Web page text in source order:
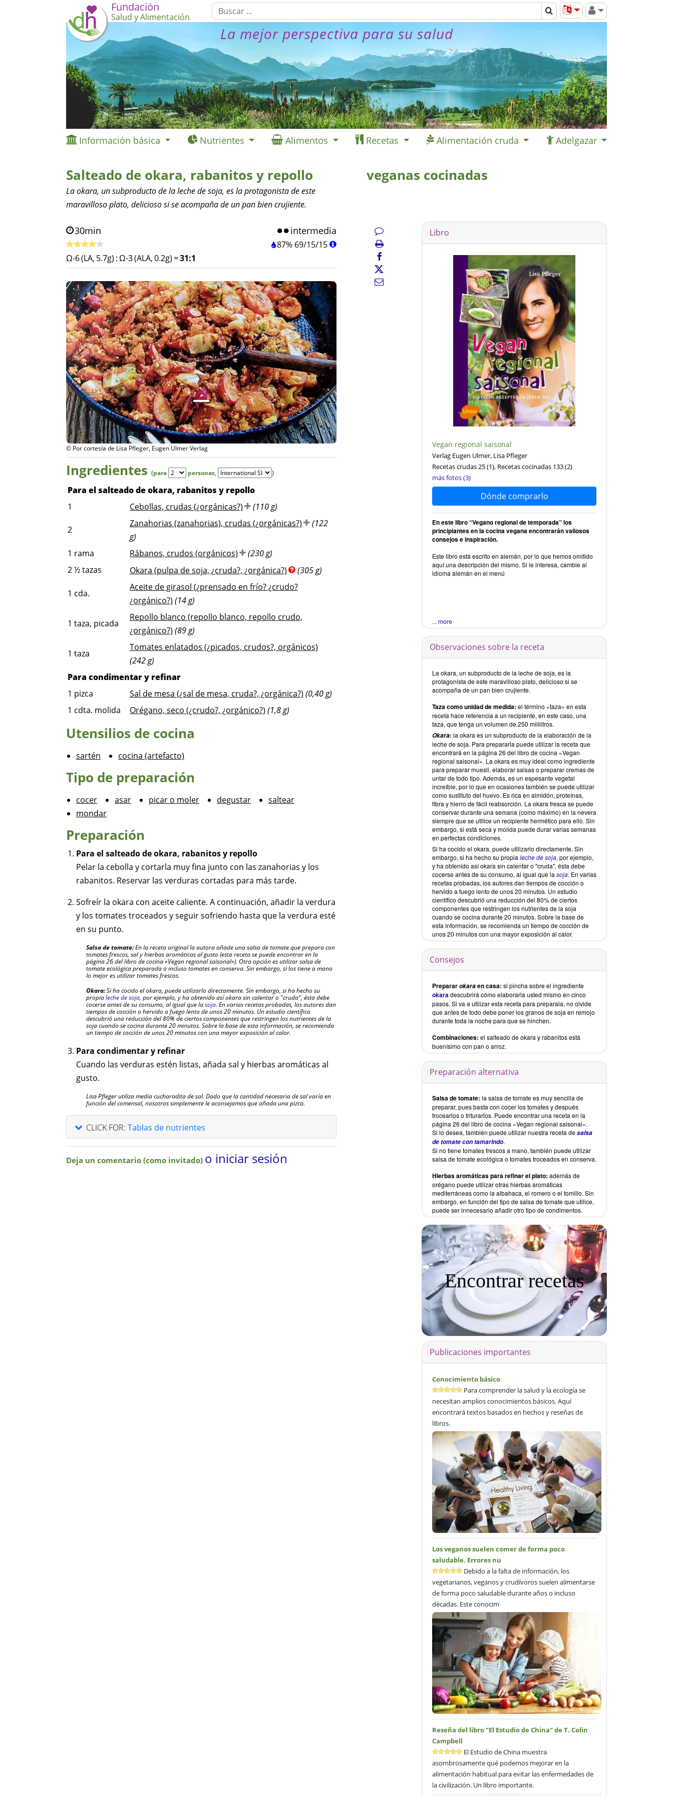
Fundación
Salud y Alimentación
La mejor perspectiva para su salud
Información básica Nutrientes Alimentos Recetas Alimentación cruda Adelgazar
Salteado de okara, rabanitos y repollo
La okara, un subproducto de la leche de soja, es la protagonista de este
maravilloso plato, delicioso si se acompaña de un pan bien crujiente.
veganas cocinadas
30min intermedia
87% 69/15/15
Ω-6 (LA, 5.7g) :Ω-3 (ALA, 0.2g) =31:1
© Por cortesía de Lisa Pfleger, Eugen Ulmer Verlag
Ingredientes (para personas, )
Para el salteado de okara, rabanitos y repollo
1
Cebollas, crudas (¿orgánicas?) (110 g)
2
Zanahorias (zanahorias), crudas (¿orgánicas?)
(122
g)
1 rama Rábanos, crudos (orgánicos)
(230 g)
2 ½tazas Okara (pulpa de soja, ¿cruda?, ¿orgánica?) (305 g)
1 cda.
Aceite de girasol (¿prensado en frío? ¿crudo?
¿orgánico?) (14 g)
1 taza, picada
Repollo blanco (repollo blanco, repollo crudo,
¿orgánico?) (89 g)
1 taza
Tomates enlatados (¿picados, crudos?, orgánicos)
(242 g)
Para condimentar y refinar
1 pizca Sal de mesa (¿sal de mesa, cruda?, ¿orgánica?) (0,40 g)
1 cdta. molida Orégano, seco (¿crudo?, ¿orgánico?) (1,8 g)
Utensilios de cocina
sartén cocina (artefacto)
Tipo de preparación
cocer asar picar o moler degustar
saltear
mondar
Preparación
Para el salteado de okara, rabanitos y repollo
Pelar la cebolla y cortarla muy fina junto con las zanahorias y los
rabanitos. Reservar las verduras cortadas para más tarde.
Sofreír la okara con aceite caliente. A continuación, añadir la verdura
y los tomates troceados y seguir sofriendo hasta que la verdura esté
en su punto.
Salsa de tomate:En la receta original la autora añade una salsa de tomate que prepara con
tomates frescos, sal y hierbas aromáticas al gusto (esta receta se puede encontrar en la
página 26 del libro de cocina «Vegan regional saisonal»). Otra opción es utilizar salsa de
tomate ecológica preparada o incluso tomates en conserva. Sin embargo, si los tiene a mano
lo mejor es utilizar tomates frescos.
Okara:Si ha cocido el okara, puede utilizarlo directamente. Sin embargo, si ha hecho su
propialeche de soja, por ejemplo, y ha obtenido así okara sin calentar o "cruda", ésta debe
cocerse antes de su consumo, al igual que lasoja. En varias recetas probadas, los autores dan
tiempos de cocción o hervido a fuego lento de unos 20 minutos. Un estudio científico
descubrió una reducción del 80% de ciertos componentes que restringen los nutrientes de la
soja cuando se cocina durante 20 minutos. Sobre la base de esta información, se recomienda
un tiempo de cocción de unos 20 minutos con una mayor exposición al calor.
Para condimentar y refinar
Cuando las verduras estén listas, añada sal y hierbas aromáticas al
gusto.
Lisa Pfleger utiliza media cucharadita de sal. Dado que la cantidad necesaria de sal varía en
función del comensal, nosotros simplemente le aconsejamos que añada una pizca.
CLICK FOR: Tablas de nutrientes
Deja un comentario (como invitado) o iniciar sesión
Libro
Vegan regional saisonal
Verlag Eugen Ulmer, Lisa Pfleger
Recetas crudas 25(1), Recetas cocinadas 133(2)
más fotos (3)
Dónde comprarlo
En este libro “Vegano regional de temporada” los
principiantes en la cocina vegana encontrarán valiosos
consejos e inspiración.
Este libro está escrito en alemán, por lo que hemos omitido
aquí una descripción del mismo. Si le interesa, cambie al
idioma alemán en el menú
... more
Observaciones sobre la receta
La okara, un subproducto de la leche de soja, es la
protagonista de este maravilloso plato, delicioso si se
acompaña de un pan bien crujiente.
Taza como unidad de medida: el término «taza» en esta
receta hace referencia a un recipiente, en este caso, una
taza, que tenga un volumen de 250 mililitros.
Okara: la okara es un subproducto de la elaboración de la
leche de soja. Para prepararla puede utilizar la receta que
encontrará en la página 26 del libro de cocina «Vegan
regional saisonal». La okara es muy ideal como ingrediente
para preparar muesli, elaborar salsas o preparar cremas de
untar de todo tipo. Además, es un espesante vegetal
increíble, por lo que en ocasiones también se puede utilizar
como sustituto del huevo. Es rica en almidón, proteínas,
fibra y hierro de fácil reabsorción. La okara fresca se puede
conservar durante una semana (como máximo) en la nevera
siempre que se utilice un recipiente hermético para ello. Sin
embargo, si está seca y molida puede durar varias semanas
en perfectas condiciones.
Si ha cocido el okara, puede utilizarlo directamente. Sin
embargo, si ha hecho su propia leche de soja, por ejemplo,
y ha obtenido así okara sin calentar o "cruda", ésta debe
cocerse antes de su consumo, al igual que la soja. En varias
recetas probadas, los autores dan tiempos de cocción o
hervido a fuego lento de unos 20 minutos. Un estudio
científico descubrió una reducción del 80% de ciertos
componentes que restringen los nutrientes de la soja
cuando se cocina durante 20 minutos. Sobre la base de
esta información, se recomienda un tiempo de cocción de
unos 20 minutos con una mayor exposición al calor.
Consejos
Prepararokaraen casa: si pincha sobre el ingrediente
okaradescubrirá cómo elaborarla usted mismo en cinco
pasos. Si va a utilizar esta receta para preparala, no olvide
que antes de todo debe poner los granos de soja en remojo
durante toda la noche para que se hinchen.
Combinaciones: el salteado de okara y rabanitos está
buenísimo con pan o arroz.
Preparación alternativa
Salsa de tomate: la salsa de tomate es muy sencilla de
preparar, pues basta con cocer los tomates y después
trocearlos o triturarlos. Puede encontrar una receta en la
página 26 del libro de cocina «Vegan regional saisonal».
Si lo desea, también puede utilizar nuestra receta desalsa
de tomate con tamarindo.
Si no tiene tomates frescos a mano, también puede utilizar
salsa de tomate ecológica o tomates troceados en conserva.
Hierbas aromáticas para refinar el plato: además de
orégano puede utilizar otras hierbas aromáticas
mediterráneas como la albahaca, el romero o el tomillo. Sin
embargo, en función del tipo de salsa de tomate que utilice,
puede ser innecesario añadir otro tipo de condimentos.
Encontrar recetas
Publicaciones importantes
Conocimiento básico
Para comprender la salud y la ecología se
necesitan amplios conocimientos básicos. Aquí
encontrará textos basados en hechos y reseñas de
libros.
Los veganos suelen comer de forma poco
saludable. Errores nu
Debido a la falta de información, los
vegetarianos, veganos y crudívoros suelen alimentarse
de forma poco saludable durante años o incluso
décadas. Este conocim
Reseña del libro "El Estudio de China" de T. Colin
Campbell
El Estudio de China muestra
asombrosamente qué podemos mejorar en la
alimentación habitual para evitar las enfermedades de
la civilización. Un libro importante.